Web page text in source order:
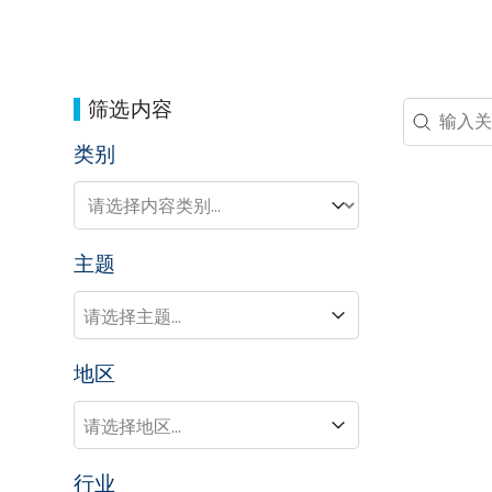
筛选内容
类别
类别
类别
主题
主题
主题
地区
地区
地区
行业
Search
Search